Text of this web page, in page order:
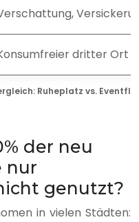
Ruheplatz vs.
dritter Ort
der neu
nur
genutzt?
in vielen Städten: